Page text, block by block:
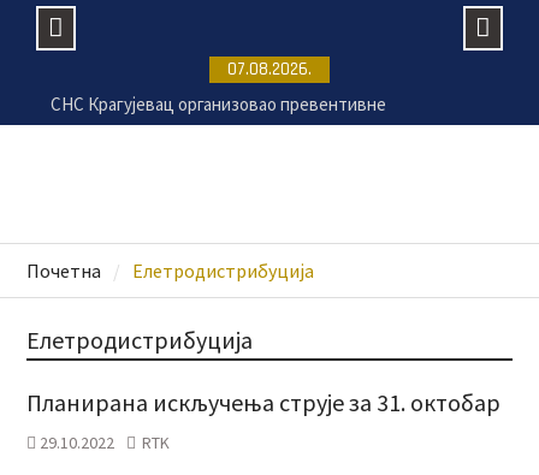
content
07.08.2026.
СНС Крагујевац организовао превентивне
прегледе на Ђачком тргу
Безбедност на купалиштима почиње од
одговорног понашања
Почетна Елетродистрибуција
Елетродистрибуција
Планирана искључења струје за 31. октобар
29.10.2022 RTK